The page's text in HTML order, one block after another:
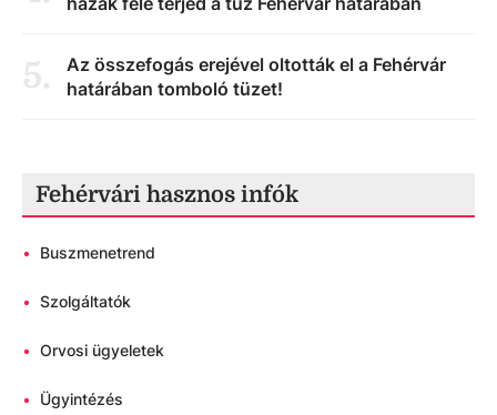
5.
Az összefogás erejével oltották el a Fehérvár
határában tomboló tüzet!
Fehérvári hasznos infók
• Buszmenetrend
• Szolgáltatók
• Orvosi ügyeletek
• Ügyintézés